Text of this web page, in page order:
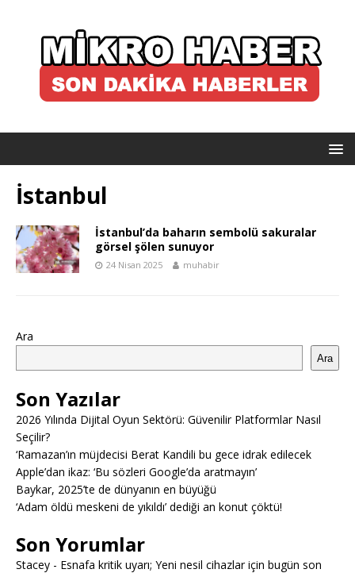
İstanbul
İstanbul’da baharın sembolü sakuralar
görsel şölen sunuyor
24 Nisan 2025 muhabir
Ara
Ara
Son Yazılar
2026 Yılında Dijital Oyun Sektörü: Güvenilir Platformlar Nasıl
Seçilir?
‘Ramazan’ın müjdecisi Berat Kandili bu gece idrak edilecek
Apple’dan ikaz: ‘Bu sözleri Google’da aratmayın’
Baykar, 2025’te de dünyanın en büyüğü
‘Adam öldü meskeni de yıkıldı’ dediği an konut çöktü!
Son Yorumlar
Stacey - Esnafa kritik uyarı; Yeni nesil cihazlar için bugün son